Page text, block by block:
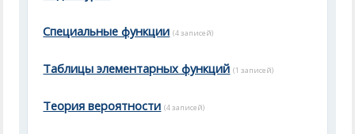
Специальные функции (4 записей)
Таблицы элементарных функций (1 записей)
Теория вероятности (4 записей)